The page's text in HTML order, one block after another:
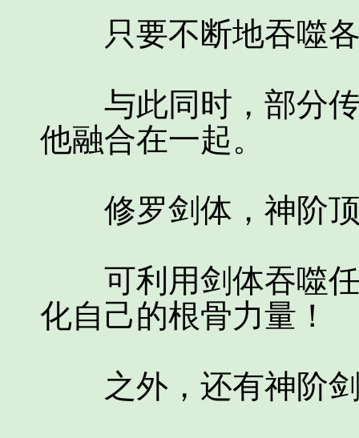
只要不断地吞噬各
与此同时，部分传
他融合在一起。
修罗剑体，神阶顶
可利用剑体吞噬任
化自己的根骨力量！
之外，还有神阶剑